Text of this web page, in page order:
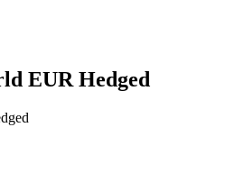
EUR Hedged